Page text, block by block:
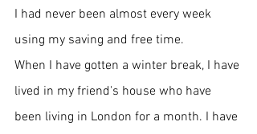
I had never been almost every week
using my saving and free time.
When I have gotten a winter break, I have
lived in my friend's house who have
been living in London for a month. I have